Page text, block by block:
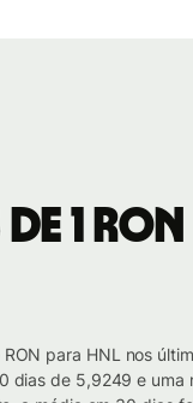
1
para HNL nos
dias de 5,9249 e uma